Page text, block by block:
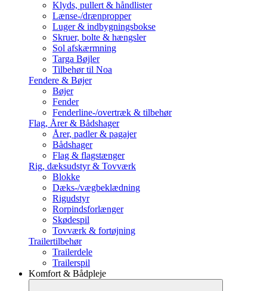
Klyds, pullert & håndlister
Lænse-/drænpropper
Luger & indbygningsbokse
Skruer, bolte & hængsler
Sol afskærmning
Targa Bøjler
Tilbehør til Noa
Fendere & Bøjer
Bøjer
Fender
Fenderline-/overtræk & tilbehør
Flag, Årer & Bådshager
Årer, padler & pagajer
Bådshager
Flag & flagstænger
Rig, dæksudstyr & Tovværk
Blokke
Dæks-/vægbeklædning
Rigudstyr
Rorpindsforlænger
Skødespil
Tovværk & fortøjning
Trailertilbehør
Trailerdele
Trailerspil
Komfort & Bådpleje